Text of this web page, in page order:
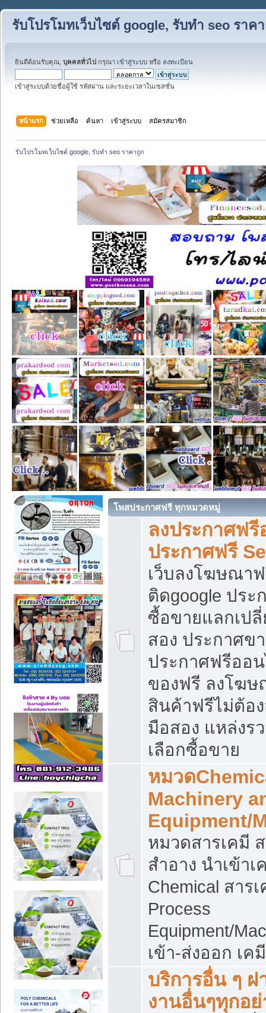
รับโปรโมทเว็บไซต์ google, รับทำ seo ราค
ยินดีต้อนรับคุณ, บุคคลทั่วไป กรุณา เข้าสู่ระบบ หรือ ลงทะเบียน
เข้าสู่ระบบด้วยชื่อผู้ใช้ รหัสผ่าน และระยะเวลาในเซสชั่น
หน้าแรก ช่วยเหลือ ค้นหา เข้าสู่ระบบ สมัครสมาชิก
รับโปรโมทเว็บไซต์ google, รับทำ seo ราคาถูก
โพสประกาศฟรี ทุกหมวดหมู่
ลงประกาศฟ
ประกาศฟรี
เว็บลงโฆษณา
ติดgoogle ปร
ซื้อขายแลกเป
สอง ประกาศข
ประกาศฟรีออ
ของฟรี ลงโฆ
สินค้าฟรีไม่ต้อ
มือสอง แหล่งร
เลือกซื้อขาย
หมวด
Machinery
Equipment/
หมวดสารเคมี
สำอาง นำเข้
Chemical สาร
Process
Equipment/
เข้า-ส่งออก เ
บริการอื่น ๆ
งานอื่นๆทุกอ